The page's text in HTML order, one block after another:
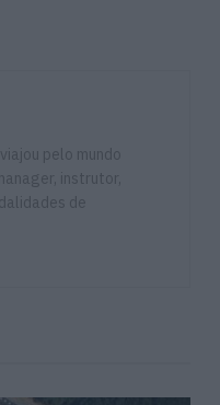
pelo mundo
instrutor,
de